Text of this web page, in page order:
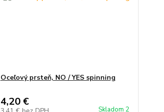
Oceľový prsteň, NO / YES spinning
4,20 €
Skladom 2